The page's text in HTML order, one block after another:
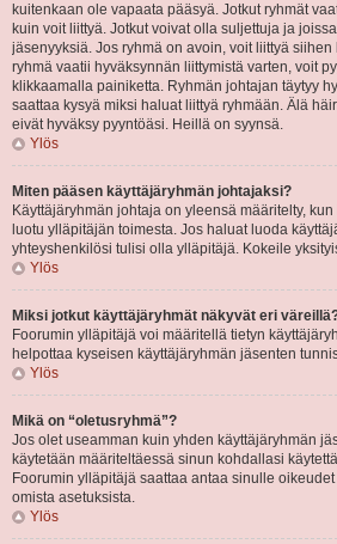
kuitenkaan ole vapaata pääsyä. Jotkut ryhmät
kuin voit liittyä. Jotkut voivat olla suljettuja ja
jäsenyyksiä. Jos ryhmä on avoin, voit liittyä
ryhmä vaatii hyväksynnän liittymistä varten, voit
klikkaamalla painiketta. Ryhmän johtajan täytyy
saattaa kysyä miksi haluat liittyä ryhmään. Älä
eivät hyväksy pyyntöäsi. Heillä on syynsä.
Ylös
Miten pääsen käyttäjäryhmän johtajaksi?
Käyttäjäryhmän johtaja on yleensä määritelty,
luotu ylläpitäjän toimesta. Jos haluat luoda
yhteyshenkilösi tulisi olla ylläpitäjä. Kokeile
Ylös
Miksi jotkut käyttäjäryhmät näkyvät eri
Foorumin ylläpitäjä voi määritellä tietyn
helpottaa kyseisen käyttäjäryhmän jäsenten
Ylös
Mikä on “oletusryhmä”?
Jos olet useamman kuin yhden käyttäjäryhmän
käytetään määriteltäessä sinun kohdallasi
Foorumin ylläpitäjä saattaa antaa sinulle
omista asetuksista.
Ylös